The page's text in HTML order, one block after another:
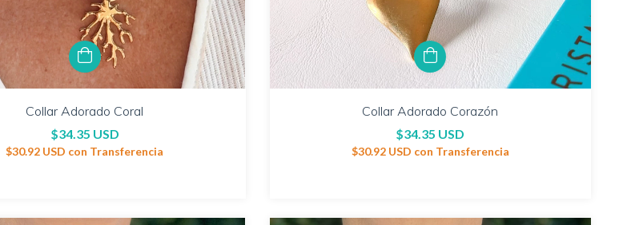
Collar Adorado Coral
$34.35 USD
$30.92 USD con Transferencia
Collar Adorado Corazón
$34.35 USD
$30.92 USD con Transferencia